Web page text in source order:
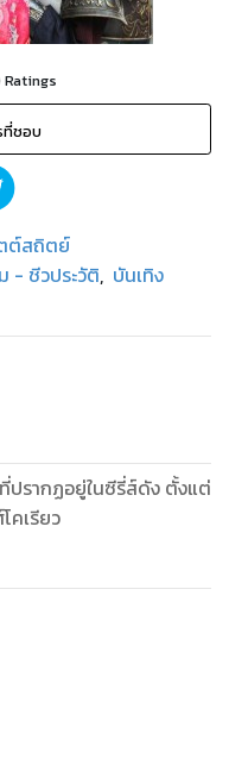
Ratings
ที่ชอบ
ต์สถิตย์
- ชีวประวัติ, บันเทิง
กฏอยู่ในซีรี่ส์ดัง ตั้งแต่
คเรียว